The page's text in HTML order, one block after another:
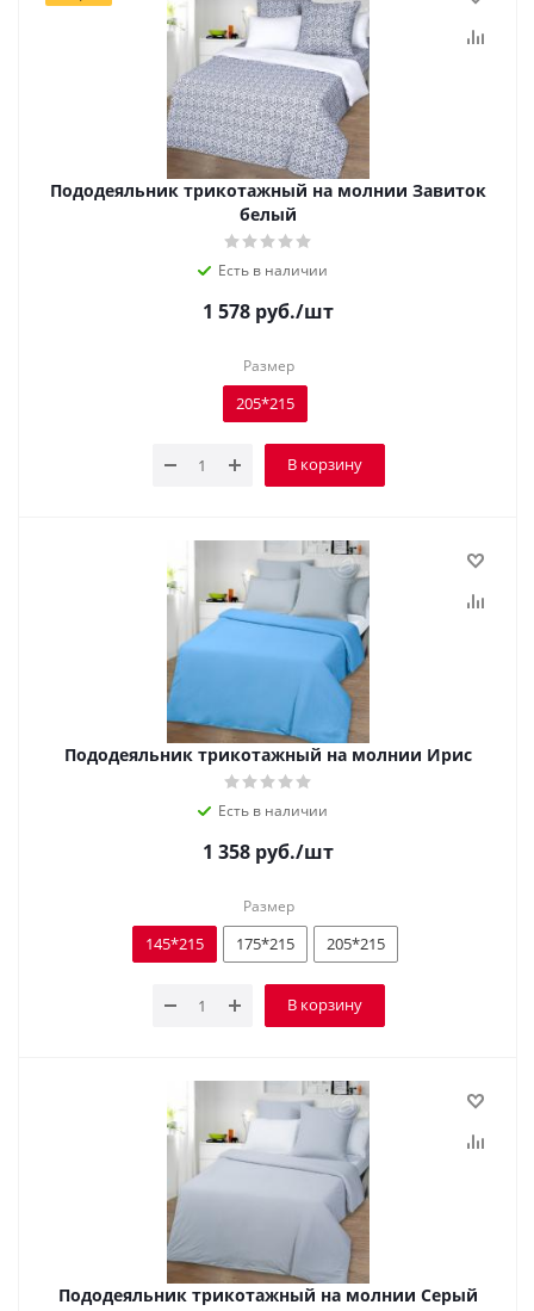
Пододеяльник трикотажный на молнии Завиток
белый
Есть в наличии
1 578 руб./шт
Размер
205*215
В корзину
Пододеяльник трикотажный на молнии Ирис
Есть в наличии
1 358 руб./шт
Размер
145*215 175*215 205*215
В корзину
Пододеяльник трикотажный на молнии Серый